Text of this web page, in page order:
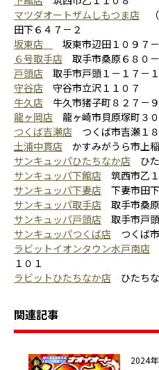
マツダオートザムしもつま店
田下６４７－２
坂東店
坂東市辺田１０９７
６号取手店 取手市桑原６８０
戸頭店 取手市戸頭１－１７－１
守谷店 守谷市立沢１１０７
牛久店 牛久市猪子町８２７－９
龍ヶ岡店 龍ヶ崎市貝原塚町３
つくば吉瀬店 つくば市吉瀬１
土浦中貫店 かすみがうら市上
サンキュッパひたちなか店 ひ
サンキュッパ下館店 筑西市乙
サンキュッパ下妻店 下妻市田
サンキュッパ取手店 取手市桑
サンキュッパ戸頭店 取手市戸
サンキュッパつくば店 つくば
ラビットイオンタウン水戸南店
１０１
ラビットひたちなか店 ひたち
関連記事
2024